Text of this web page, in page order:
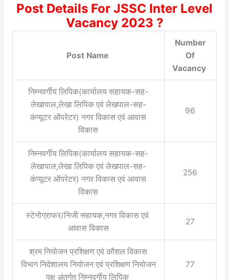
Post Details For JSSC Inter Level
Vacancy 2023 ?
Post Name
Number
Of
Vacancy
निम्नवर्गीय लिपिक(कार्यालय सहायक-सह-
लेखापाल,लेखा लिपिक एवं लेखपाल-सह-
कंप्यूटर ऑपरेटर) नगर विकास एवं आवास
विकास
96
निम्नवर्गीय लिपिक(कार्यालय सहायक-सह-
लेखापाल,लेखा लिपिक एवं लेखपाल-सह-
कंप्यूटर ऑपरेटर) नगर विकास एवं आवास
विकास
256
स्टेनोग्राफर/निजी सहायक,नगर विकास एवं
आवास विकास
27
श्रम नियोजन प्रशिक्षण एवं कौशल विकास
विभाग निदेशालय नियोजन एवं प्रशिक्षण नियोजन
पक्ष अंतर्गत निम्नवर्गीय लिपिक
77